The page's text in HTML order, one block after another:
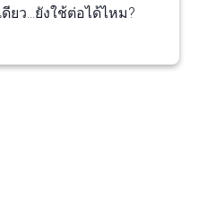
ยว…ยังใช้ต่อได้ไหม?